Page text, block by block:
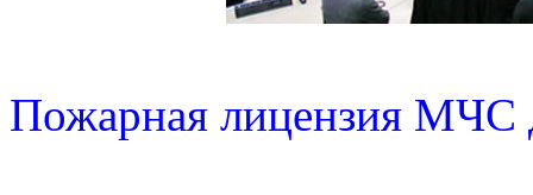
Пожарная лицензия МЧС